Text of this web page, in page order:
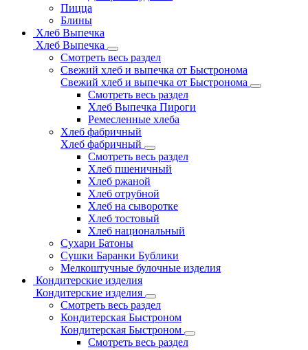
Пицца
Блины
Хлеб Выпечка
Хлеб Выпечка
Смотреть весь раздел
Свежий хлеб и выпечка от Быстронома
Свежий хлеб и выпечка от Быстронома
Смотреть весь раздел
Хлеб Выпечка Пироги
Ремесленные хлеба
Хлеб фабричный
Хлеб фабричный
Смотреть весь раздел
Хлеб пшеничный
Хлеб ржаной
Хлеб отрубной
Хлеб на сыворотке
Хлеб тостовый
Хлеб национальный
Сухари Батоны
Сушки Баранки Бублики
Мелкоштучные булочные изделия
Кондитерские изделия
Кондитерские изделия
Смотреть весь раздел
Кондитерская Быстроном
Кондитерская Быстроном
Смотреть весь раздел